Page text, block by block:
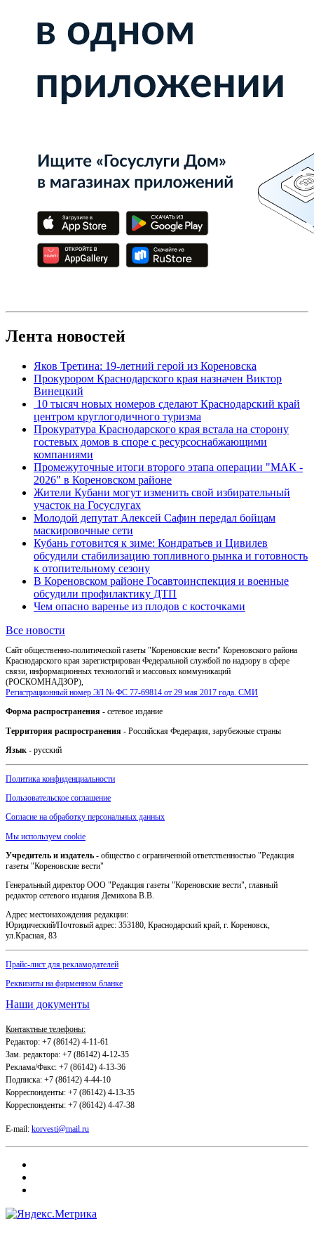
Лента новостей
Яков Третина: 19-летний герой из Кореновска
Прокурором Краснодарского края назначен Виктор
Винецкий
10 тысяч новых номеров сделают Краснодарский край
центром круглогодичного туризма
Прокуратура Краснодарского края встала на сторону
гостевых домов в споре с ресурсоснабжающими
компаниями
Промежуточные итоги второго этапа операции "МАК -
2026" в Кореновском районе
Жители Кубани могут изменить свой избирательный
участок на Госуслугах
Молодой депутат Алексей Сафин передал бойцам
маскировочные сети
Кубань готовится к зиме: Кондратьев и Цивилев
обсудили стабилизацию топливного рынка и готовность
к отопительному сезону
В Кореновском районе Госавтоинспекция и военные
обсудили профилактику ДТП
Чем опасно варенье из плодов с косточками
Все новости
Сайт общественно-политической газеты "Кореновские вести" Кореновского района
Краснодарского края зарегистрирован Федеральной службой по надзору в сфере
связи, информационных технологий и массовых коммуникаций
(РОСКОМНАДЗОР),
Регистрационный номер ЭЛ № ФС 77-69814 от 29 мая 2017 года. СМИ
Форма распространения - сетевое издание
Территория распространения - Российская Федерация, зарубежные страны
Язык - русский
Политика конфиденциальности
Пользовательское соглашение
Согласие на обработку персональных данных
Мы используем cookie
Учредитель и издатель - общество с ограниченной ответственностью "Редакция
газеты "Кореновские вести"
Генеральный директор ООО "Редакция газеты "Кореновские вести", главный
редактор сетевого издания Демихова В.В.
Адрес местонахождения редакции:
Юридический/Почтовый адрес: 353180, Краснодарский край, г. Кореновск,
ул.Красная, 83
Прайс-лист для рекламодателей
Реквизиты на фирменном бланке
Наши документы
Контактные телефоны:
Редактор: +7 (86142) 4-11-61
Зам. редактора: +7 (86142) 4-12-35
Реклама/Факс: +7 (86142) 4-13-36
Подписка: +7 (86142) 4-44-10
Корреспонденты: +7 (86142) 4-13-35
Корреспонденты: +7 (86142) 4-47-38
E-mail: korvesti@mail.ru